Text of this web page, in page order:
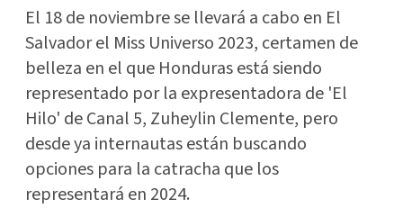
El 18 de noviembre se llevará a cabo en El
Salvador el Miss Universo 2023, certamen de
belleza en el que Honduras está siendo
representado por la expresentadora de 'El
Hilo' de Canal 5, Zuheylin Clemente, pero
desde ya internautas están buscando
opciones para la catracha que los
representará en 2024.